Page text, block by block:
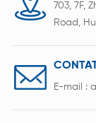
703, 7F,
Road,
E-mail :